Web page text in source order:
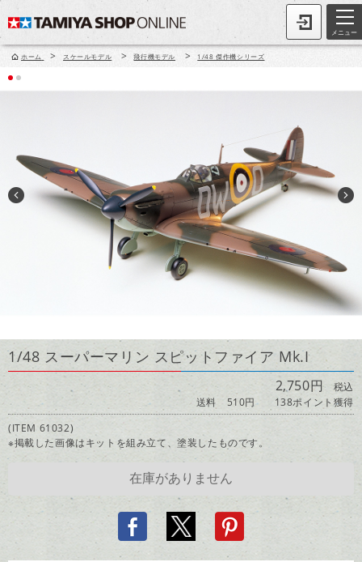
メニュー
ホーム > スケールモデル > 飛行機モデル > 1/48 傑作機シリーズ
1/48 スーパーマリン スピットファイア Mk.I
2,750円 税込
送料 510円
138ポイント獲得
(ITEM 61032)
※掲載した画像はキットを組み立て、塗装したものです。